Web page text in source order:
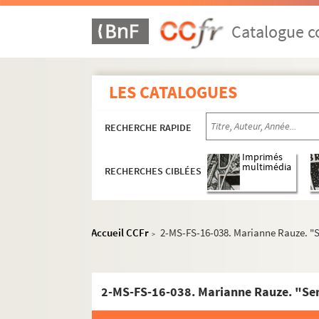
Catalogue
LES CATALOGUES
RECHERCHE RAPIDE
RECHERCHES CIBLÉES
Imprimés
multimédia
Accueil CCFr > 2-MS-FS-16-038. Marianne Rauze.
2-MS-FS-16-038. Marianne Rauze.